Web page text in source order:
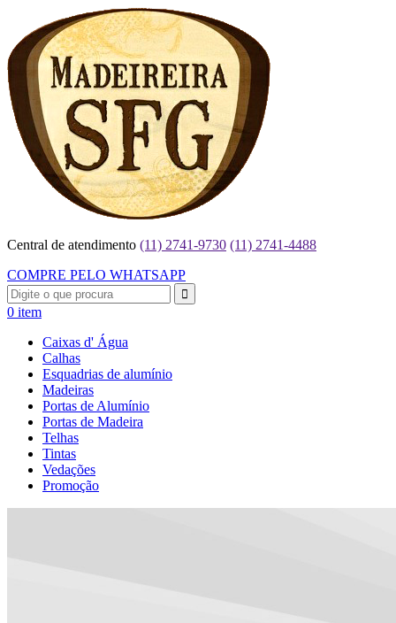
Central de atendimento (11) 2741-9730 (11) 2741-4488
COMPRE PELO WHATSAPP
0 item
Caixas d' Água
Calhas
Esquadrias de alumínio
Madeiras
Portas de Alumínio
Portas de Madeira
Telhas
Tintas
Vedações
Promoção